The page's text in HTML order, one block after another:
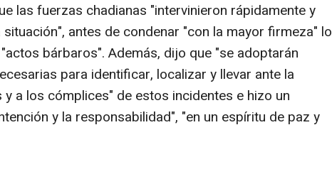
las fuerzas chadianas "intervinieron rápidamente y
antes de condenar "con la mayor firmeza" lo
bárbaros". Además, dijo que "se adoptarán
para identificar, localizar y llevar ante la
a los cómplices" de estos incidentes e hizo un
y la responsabilidad", "en un espíritu de paz y